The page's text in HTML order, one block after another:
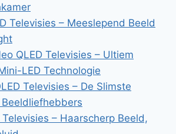
Televisies – Meeslepend Beeld
QLED Televisies – Ultiem
LED Technologie
Televisies – De Slimste
Beeldliefhebbers
Televisies – Haarscherp Beeld,